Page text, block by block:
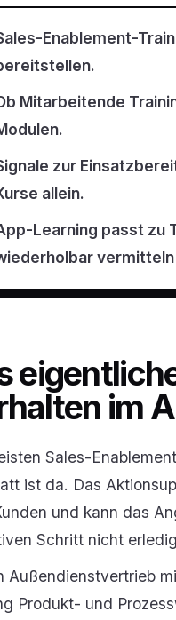
Enablement-
Mitarbeitende
zur
allein.
Learning passt zu
im
Sales-
ist da. Das
und kann das
Schritt nicht
Außendienstvertrieb
Produkt- und